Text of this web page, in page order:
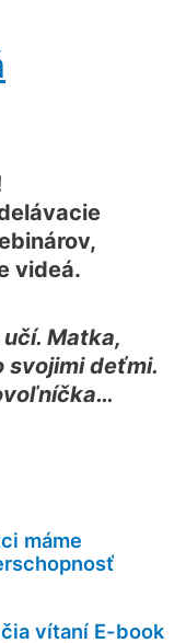
videá.
Matka,
svojimi deťmi.
máme
vítaní E-book